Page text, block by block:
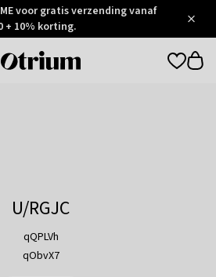
voor gratis verzending vanaf
+ 10% korting.
Otrium
U/RGJC
qQPLVh
qObvX7